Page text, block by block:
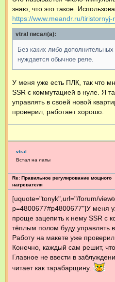
знаю, что это такое.
https://www.meandr.ru/
vtral писал(а):
Без каких либо
нуждается обычное реле.
У меня уже есть ПЛК, так что
SSR с коммутацией в нуле. Я
управлять в своей новой
проверил, работает хорошо.
vtral
Встал на лапы
Re: Правильное регулирование мощного
нагревателя
[uquote="tonyk",url="/forum/
p=4800677#p4800677"]У меня
проще зацепить к нему SSR с
тёплым полом буду управлять
Работу на макете уже
Конечно, каждый сам решит,
Главное не ввести в
читает как тарабарщину.